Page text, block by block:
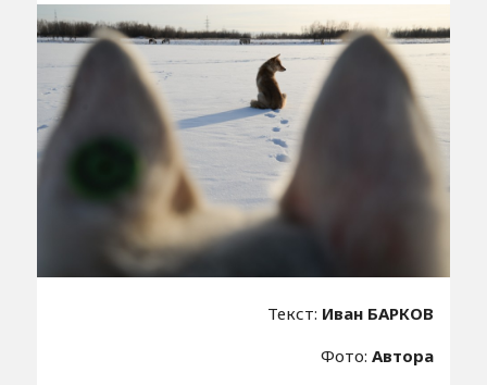
Текст: Иван БАРКОВ
Фото:Автора